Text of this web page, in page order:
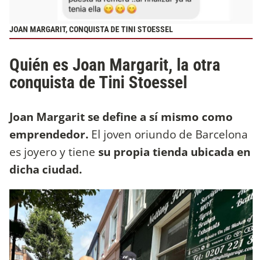
JOAN MARGARIT, CONQUISTA DE TINI STOESSEL
Quién es Joan Margarit, la otra
conquista de Tini Stoessel
Joan Margarit se define a sí mismo como
emprendedor. El joven oriundo de Barcelona
es joyero y tiene su propia tienda ubicada en
dicha ciudad.